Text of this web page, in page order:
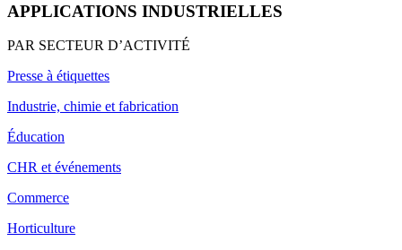
APPLICATIONS INDUSTRIELLES
PAR SECTEUR D’ACTIVITÉ
Presse à étiquettes
Industrie, chimie et fabrication
Éducation
CHR et événements
Commerce
Horticulture